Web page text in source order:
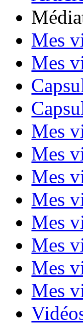
Mes
Mes
Mes
Mes
Mes
Mes
Mes
Mes
Mes
Mes